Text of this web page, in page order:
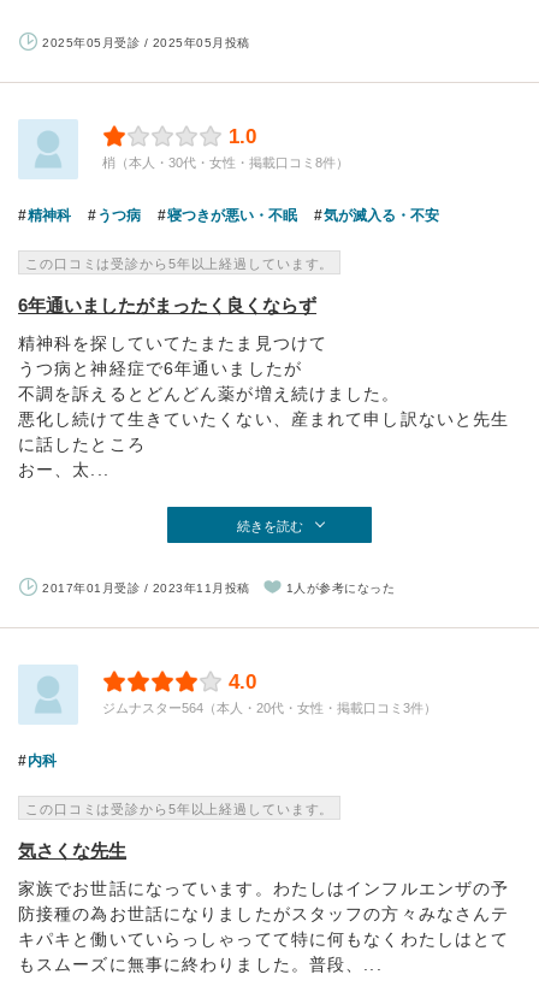
2025年05月受診 / 2025年05月投稿
1.0
梢（本人・30代・女性・掲載口コミ8件）
精神科 うつ病 寝つきが悪い・不眠 気が滅入る・不安
この口コミは受診から5年以上経過しています。
6年通いましたがまったく良くならず
精神科を探していてたまたま見つけて
うつ病と神経症で6年通いましたが
不調を訴えるとどんどん薬が増え続けました。
悪化し続けて生きていたくない、産まれて申し訳ないと先生
に話したところ
おー、太...
続きを読む
2017年01月受診 / 2023年11月投稿 1人が参考になった
4.0
ジムナスター564（本人・20代・女性・掲載口コミ3件）
内科
この口コミは受診から5年以上経過しています。
気さくな先生
家族でお世話になっています。わたしはインフルエンザの予
防接種の為お世話になりましたがスタッフの方々みなさんテ
キパキと働いていらっしゃってて特に何もなくわたしはとて
もスムーズに無事に終わりました。普段、...